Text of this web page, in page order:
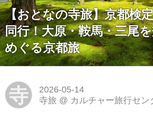
【おとなの寺旅】京都検
同行！大原・鞍馬・三尾
めぐる京都旅
寺
2026-05-14
寺旅 @ カルチャー旅行セン